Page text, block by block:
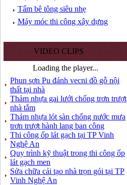
Tấm bê tông siêu nhẹ
Máy móc thi công xây dựng
VIDEO CLIPS
Loading the player...
Phun sơn Pu đánh vecni đồ gỗ nội
thất tại nhà
Thảm nhựa gai lưới chống trơn trượt
nhà tắm
Thảm nhựa lót sàn chống nước mưa
trơn trượt hành lang ban công
Thi công ốp lát gạch tại TP Vinh
Nghệ An
Quy trình kỹ thuật trong thi công ốp
lát gạch men
Sửa chữa cải tạo nhà trọn gói tại TP
Vinh Nghệ An